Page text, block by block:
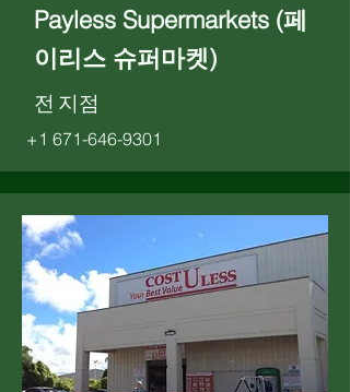
Payless Supermarkets (페
이리스 슈퍼마켓)
전 지점
+1 671-646-9301